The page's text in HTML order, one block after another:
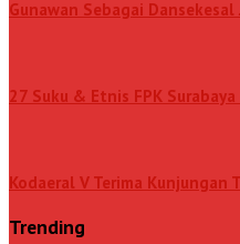
Gunawan Sebagai Dansekesal
27 Suku & Etnis FPK
Kodaeral V Terima Kunjungan
Trending